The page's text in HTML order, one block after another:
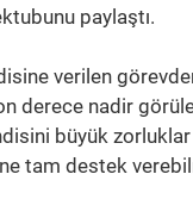
paylaştı.
verilen
derece nadir
büyük
tam destek